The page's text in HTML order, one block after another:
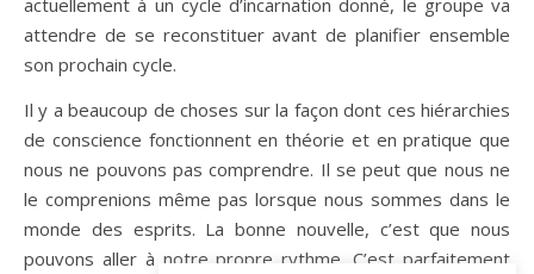
attendre de se reconstituer avant de planifier ensemble
son prochain cycle.
Il y a beaucoup de choses sur la façon dont ces hiérarchies
de conscience fonctionnent en théorie et en pratique que
nous ne pouvons pas comprendre. Il se peut que nous ne
le comprenions même pas lorsque nous sommes dans le
monde des esprits. La bonne nouvelle, c’est que nous
pouvons aller à notre propre rythme. C’est parfaitement